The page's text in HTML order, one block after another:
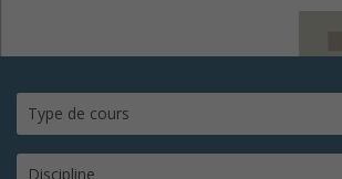
Type de cours
Discipline